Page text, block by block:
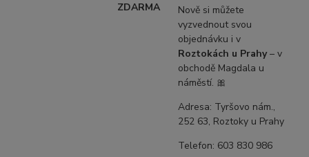
ZDARMA
Nově si můžete
vyzvednout svou
objednávku i v
Roztokách u Prahy– v
obchodě Magdala u
náměstí. 🎀
Adresa: Tyršovo nám.,
252 63, Roztoky u Prahy
Telefon: 603 830 986